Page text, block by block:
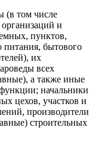
(в том числе
и
пунктов,
питания, бытового
их
всех
а также иные
начальники
цехов, участков и
производители
строительных